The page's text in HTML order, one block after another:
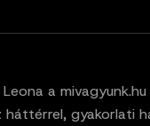
a
háttérrel, gyakorlati